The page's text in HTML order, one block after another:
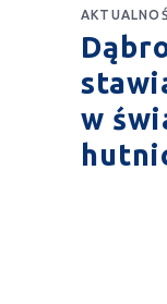
w